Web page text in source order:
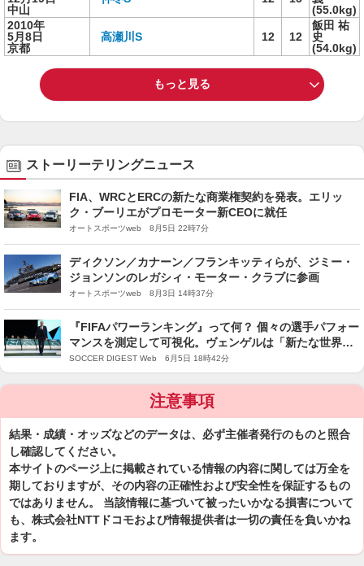
中山
(55.0kg)
2010年
5月8日
京都
高瀬川S 12 12
飯田 祐
史
(54.0kg)
もっと見る
ストーリーテリングニュース
FIA、WRCとERCの新たな商業権契約を発表。エリッ
ク・ブーリエがプロモーター新CEOに就任
オートスポーツweb 8月5日 22時7分
ディクソン／カナーン／フランキッティらが、ジミー・
ジョンソンのレガシィ・モーター・クラブに参画
オートスポーツweb 8月3日 14時37分
『FIFAパワーランキング』って何？ 個々の選手パフォー
マンスを測定して可視化。ヴェンゲルは「新たな世界基
準を確立する」と強調
SOCCER DIGEST Web 6月5日 18時42分
注意事項
結果・成績・オッズなどのデータは、必ず主催者発行のものと照合
し確認してください。
本サイトのページ上に掲載されている情報の内容に関しては万全を
期しておりますが、その内容の正確性および安全性を保証するもの
ではありません。 当該情報に基づいて被ったいかなる損害について
も、株式会社NTTドコモおよび情報提供者は一切の責任を負いかね
ます。